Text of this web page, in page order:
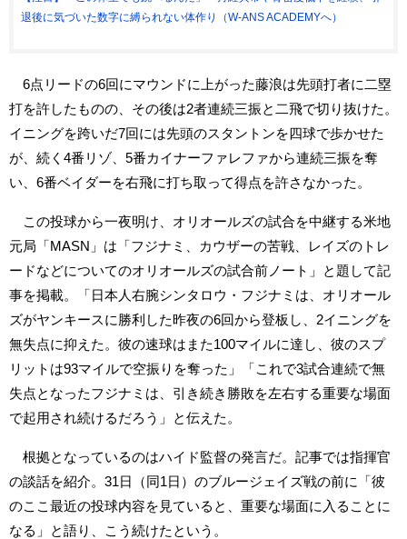
退後に気づいた数字に縛られない体作り（W-ANS ACADEMYへ）
6点リードの6回にマウンドに上がった藤浪は先頭打者に二塁
打を許したものの、その後は2者連続三振と二飛で切り抜けた。
イニングを跨いだ7回には先頭のスタントンを四球で歩かせた
が、続く4番リゾ、5番カイナーファレファから連続三振を奪
い、6番ベイダーを右飛に打ち取って得点を許さなかった。
この投球から一夜明け、オリオールズの試合を中継する米地
元局「MASN」は「フジナミ、カウザーの苦戦、レイズのトレ
ードなどについてのオリオールズの試合前ノート」と題して記
事を掲載。「日本人右腕シンタロウ・フジナミは、オリオール
ズがヤンキースに勝利した昨夜の6回から登板し、2イニングを
無失点に抑えた。彼の速球はまた100マイルに達し、彼のスプ
リットは93マイルで空振りを奪った」「これで3試合連続で無
失点となったフジナミは、引き続き勝敗を左右する重要な場面
で起用され続けるだろう」と伝えた。
根拠となっているのはハイド監督の発言だ。記事では指揮官
の談話を紹介。31日（同1日）のブルージェイズ戦の前に「彼
のここ最近の投球内容を見ていると、重要な場面に入ることに
なる」と語り、こう続けたという。